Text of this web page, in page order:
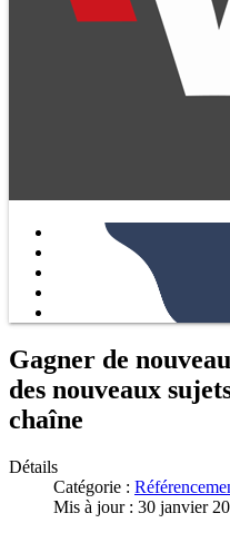
Gagner de
des nouveaux
chaîne
Détails
Catégorie :
Mis à jour : 30 janvier